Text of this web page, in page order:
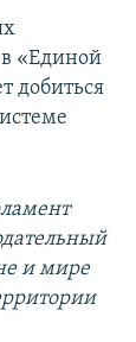
«Единой
добиться
и мире